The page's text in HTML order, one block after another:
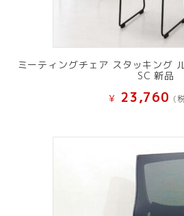
ミーティングチェア スタッキング
SC 新品
¥ 23,760 (